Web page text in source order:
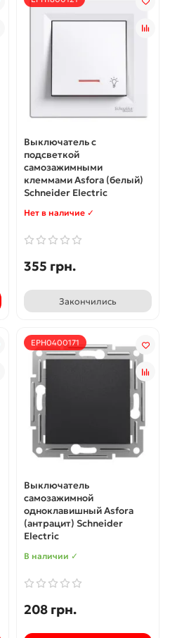
Выключатель с
подсветкой
самозажимными
клеммами Asfora (белый)
Schneider Electric
Нет в наличие ✓
355 грн.
Закончились
EPH0400171
Выключатель
самозажимной
одноклавишный Asfora
(антрацит) Schneider
Electric
В наличии ✓
208 грн.